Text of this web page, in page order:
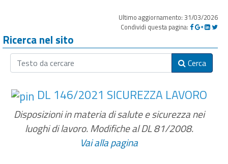
Ultimo aggiornamento: 31/03/2026
Condividi questa pagina:
Ricerca nel sito
Cerca
DL 146/2021 SICUREZZA LAVORO
Disposizioni in materia di salute e sicurezza nei
luoghi di lavoro. Modifiche al DL 81/2008.
Vai alla pagina